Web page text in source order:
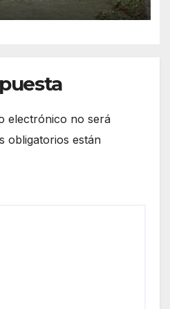
electrónico no será
obligatorios están